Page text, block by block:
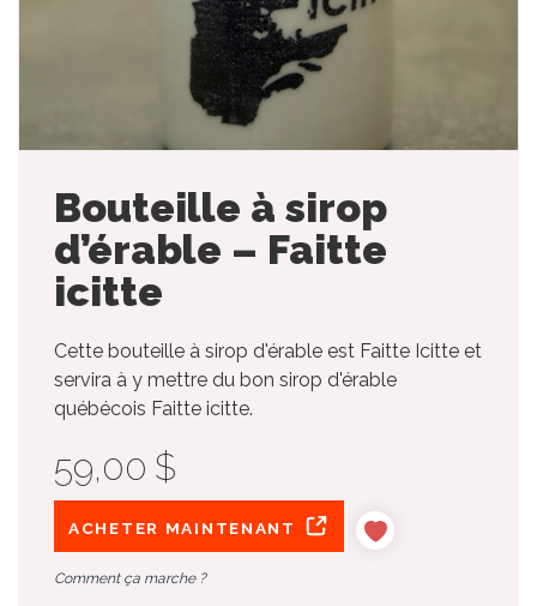
Bouteille à sirop
d’érable – Faitte
icitte
Cette bouteille à sirop d'érable est Faitte Icitte et
servira à y mettre du bon sirop d'érable
québécois Faitte icitte.
59,00 $
ACHETER MAINTENANT
Comment ça marche ?